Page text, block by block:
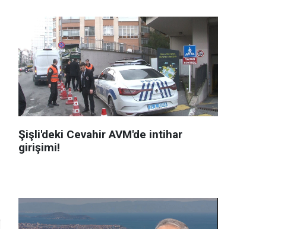
Şişli'deki Cevahir AVM'de intihar
girişimi!